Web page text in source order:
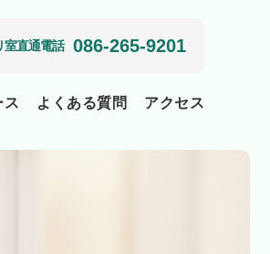
室直通電話 086-265-9201
ス よくある質問 アクセス